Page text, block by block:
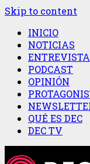
Skip to content
INICIO
NOTICIAS
PODCAST
OPINIÓN
QUÉ ES DEC
DEC TV